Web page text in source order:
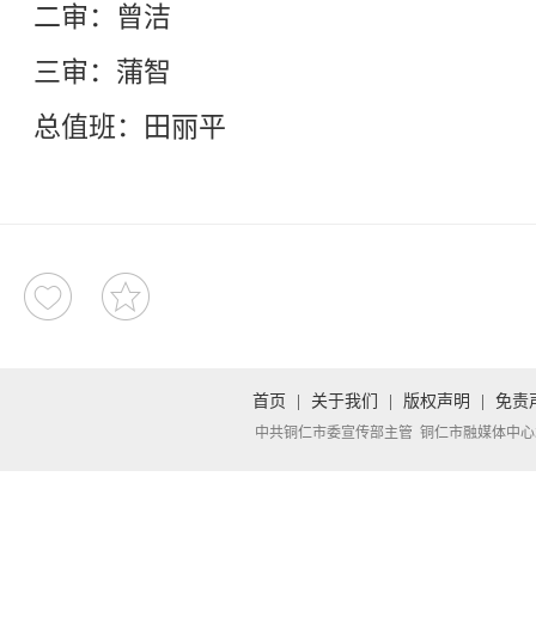
二审：曾洁
三审：蒲智
总值班：田丽平
首页 关于我们 版权声明 免责
中共铜仁市委宣传部主管 铜仁市融媒体中心